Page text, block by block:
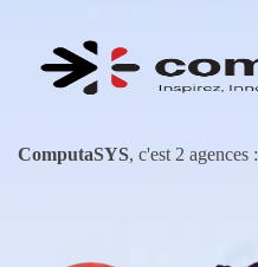
ComputaSYS, c'est 2 agences :